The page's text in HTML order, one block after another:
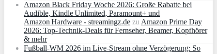
Amazon Black Friday Woche 2026: Große Rabatte bei
Audible, Kindle Unlimited, Paramount+ und
Amazon Hardware - streamingz.de zu Amazon Prime Day
2026: Top-Technik-Deals für Fernseher, Beamer, Kopfhörer
& mehr
Fußball-WM 2026 im Live-Stream ohne Verzögerung: So